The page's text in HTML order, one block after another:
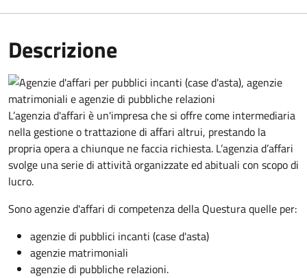
Descrizione
L’agenzia d'affari è un'impresa che si offre come intermediaria
nella gestione o trattazione di affari altrui, prestando la
propria opera a chiunque ne faccia richiesta. L’agenzia d’affari
svolge una serie di attività organizzate ed abituali con scopo di
lucro.
Sono agenzie d'affari di competenza della Questura quelle per:
agenzie di pubblici incanti (case d'asta)
agenzie matrimoniali
agenzie di pubbliche relazioni.